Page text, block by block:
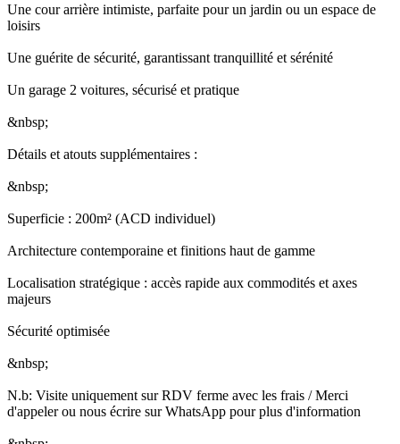
Une cour arrière intimiste, parfaite pour un jardin ou un espace de
loisirs
Une guérite de sécurité, garantissant tranquillité et sérénité
Un garage 2 voitures, sécurisé et pratique
&nbsp;
Détails et atouts supplémentaires :
&nbsp;
Superficie : 200m² (ACD individuel)
Architecture contemporaine et finitions haut de gamme
Localisation stratégique : accès rapide aux commodités et axes
majeurs
Sécurité optimisée
&nbsp;
N.b: Visite uniquement sur RDV ferme avec les frais / Merci
d'appeler ou nous écrire sur WhatsApp pour plus d'information